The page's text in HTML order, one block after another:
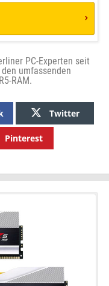
PC-Experten seit
umfassenden
RAM.
Twitter
Pinterest